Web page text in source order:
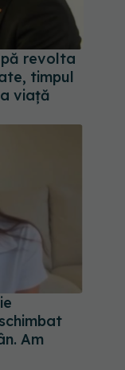
revolta
timpul
viață
Am